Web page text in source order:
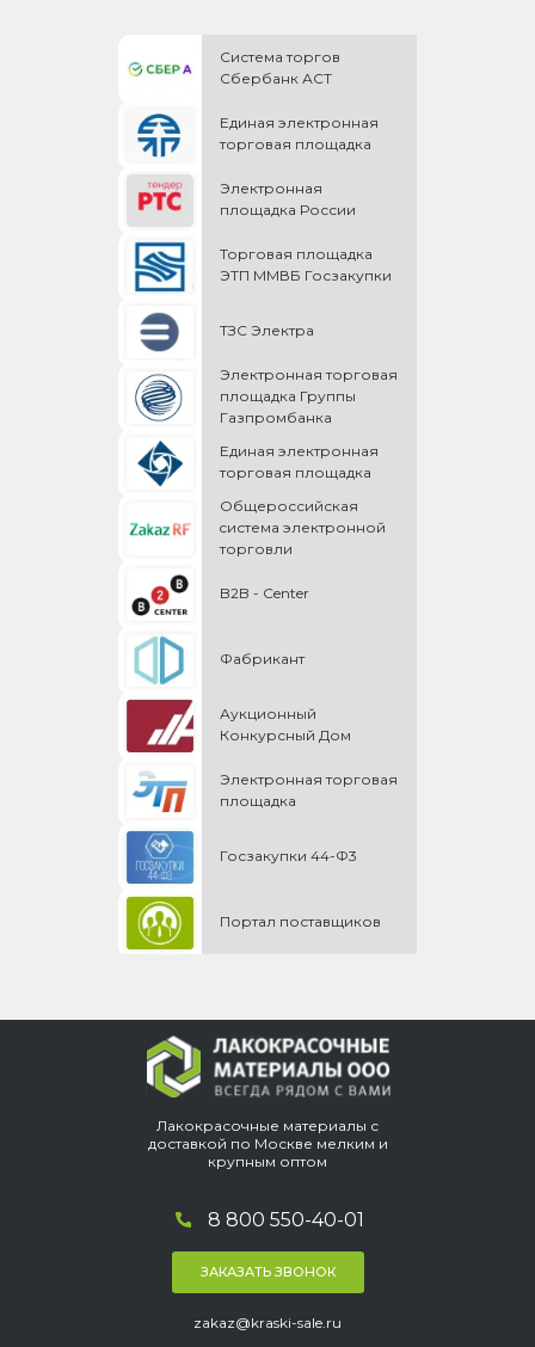
Система торгов
Сбербанк АСТ
Единая электронная
торговая площадка
Электронная
площадка России
Торговая площадка
ЭТП ММВБ Госзакупки
ТЗС Электра
Электронная торговая
площадка Группы
Газпромбанка
Единая электронная
торговая площадка
Общероссийская
cистема электронной
торговли
B2B - Center
Фабрикант
Аукционный
Конкурсный Дом
Электронная торговая
площадка
Госзакупки 44-Ф3
Портал поставщиков
Лакокрасочные материалы с
доставкой по Москве мелким и
крупным оптом
8 800 550-40-01
ЗАКАЗАТЬ ЗВОНОК
zakaz@kraski-sale.ru